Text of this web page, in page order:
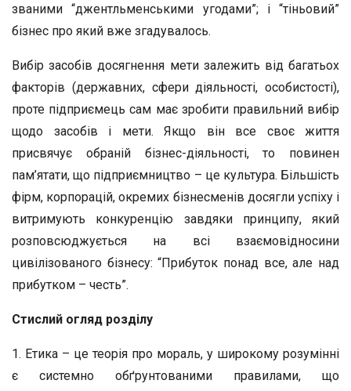
званими “джентльменськими угодами”; і “тіньовий”
бізнес про який вже згадувалось.
Вибір засобів досягнення мети залежить від багатьох
факторів (державних, сфери діяльності, особистості),
проте підприємець сам має зробити правильний вибір
щодо засобів і мети. Якщо він все своє життя
присвячує обраній бізнес-діяльності, то повинен
пам’ятати, що підприємництво – це культура. Більшість
фірм, корпорацій, окремих бізнесменів досягли успіху і
витримують конкуренцію завдяки принципу, який
розповсюджується на всі взаємовідносини
цивілізованого бізнесу: “Прибуток понад все, але над
прибутком – честь”.
Стислий огляд розділу
1. Етика – це теорія про мораль, у широкому розумінні
є системно обґрунтованими правилами, що